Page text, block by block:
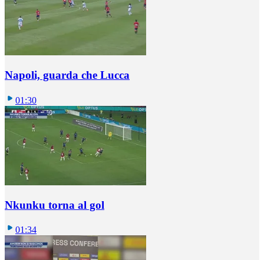
Napoli, guarda che Lucca
01:30
Nkunku torna al gol
01:34